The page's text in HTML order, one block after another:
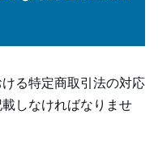
る特定商取引法の対応
しなければなりませ